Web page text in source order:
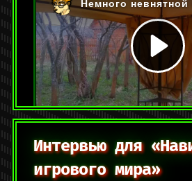
На YouTube:https://youtu.be/
Категории:Видео,Прочие
Метки:лытдыбр,размышления
Оставить комментарий
Интервью для
игрового мира»